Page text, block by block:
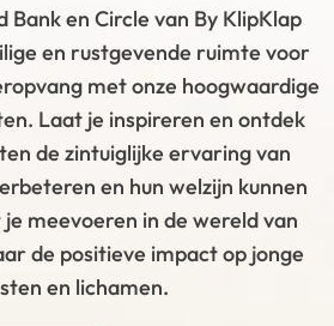
Bank en Circle van By KlipKlap
en rustgevende ruimte voor
met onze hoogwaardige
Laat je inspireren en ontdek
de zintuiglijke ervaring van
en hun welzijn kunnen
meevoeren in de wereld van
de positieve impact op jonge
en lichamen.